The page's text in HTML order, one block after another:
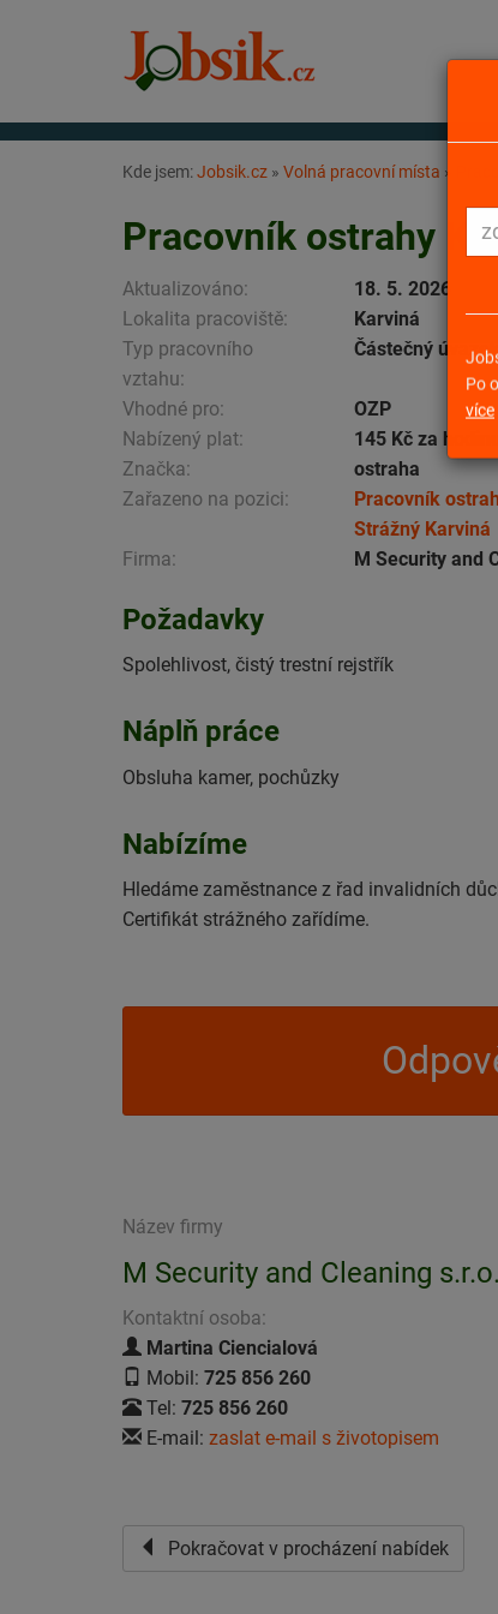
Kde jsem:Jobsik.cz » Volná pracovní místa »
Pracovník ostrahy
Aktualizováno:
18. 5. 2026
Lokalita pracoviště:
Karviná
Typ pracovního
vztahu:
Částečný
Vhodné pro:
OZP
Nabízený plat:
145 Kč za hodinu
Značka:
ostraha
Zařazeno na pozici:
Pracovník
Strážný Karviná
Firma:
M Security and
Požadavky
Spolehlivost, čistý trestní rejstřík
Náplň práce
Obsluha kamer, pochůzky
Nabízíme
Hledáme zaměstnance z řad invalidních
Certifikát strážného zařídíme.
Název firmy
M Security and Cleaning s.r.o.
Kontaktní osoba:
Martina Ciencialová
Mobil: 725 856 260
Tel: 725 856 260
E-mail: zaslat e-mail s životopisem
Po
Pokračovat v procházení nabídek